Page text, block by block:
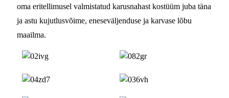
oma eritellimusel valmistatud karusnahast kostüüm juba täna
ja astu kujutlusvõime, eneseväljenduse ja karvase lõbu
maailma.